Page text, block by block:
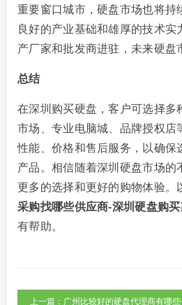
重要窗口城市，硬盘市场也将持
良好的产业基础和雄厚的技术实
产厂家和批发商进驻，未来硬盘
总结
在深圳购买硬盘，客户可选择多
市场、专业电脑城、品牌授权店
性能、价格和售后服务，以确保
产品。相信随着深圳硬盘市场的
更多的选择和更好的购物体验。
采购找哪些供应商-深圳硬盘购
有帮助。
上一篇：广州比较好的硬盘代理商有哪